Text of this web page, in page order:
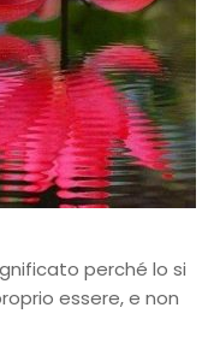
perché lo si
essere, e non